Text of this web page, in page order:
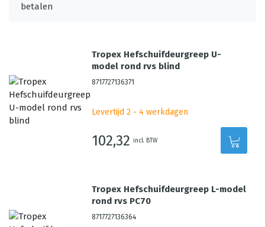
Tropex Hefschuifdeurgreep U-
model rond rvs blind
8717727136371
Levertijd 2 - 4 werkdagen
102,32 incl. BTW
Tropex Hefschuifdeurgreep L-model
rond rvs PC70
8717727136364